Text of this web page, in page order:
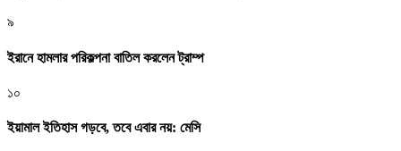
৯
ইরানে হামলার পরিকল্পনা বাতিল করলেন ট্রাম্প
১০
ইয়ামাল ইতিহাস গড়বে, তবে এবার নয়: মেসি